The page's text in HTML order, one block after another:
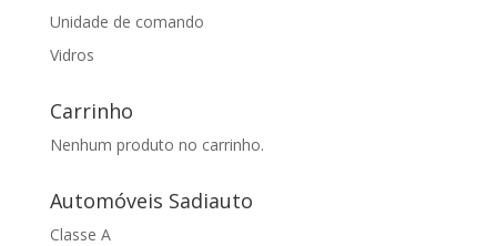
Unidade de comando
Vidros
Carrinho
Nenhum produto no carrinho.
Automóveis Sadiauto
Classe A